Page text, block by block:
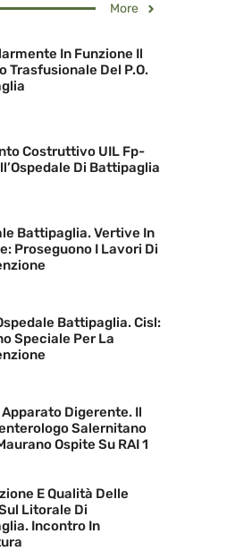
More
In Funzione Il
Trasfusionale Del P.O.
Costruttivo UIL Fp-
Di Battipaglia
Battipaglia. Vertive In
Proseguono I Lavori Di
Battipaglia. Cisl:
Speciale Per La
Digerente. Il
Salernitano
Ospite Su RAI 1
E Qualità Delle
Litorale Di
Incontro In